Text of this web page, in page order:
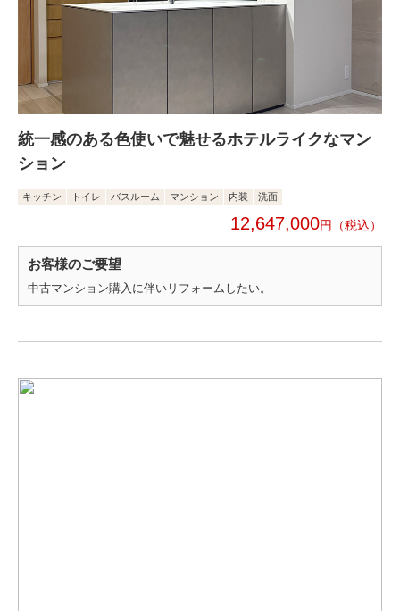
統一感のある色使いで魅せるホテルライクなマン
ション
キッチン トイレ バスルーム マンション 内装 洗面
12,647,000円
お客様のご要望
中古マンション購入に伴いリフォームしたい。